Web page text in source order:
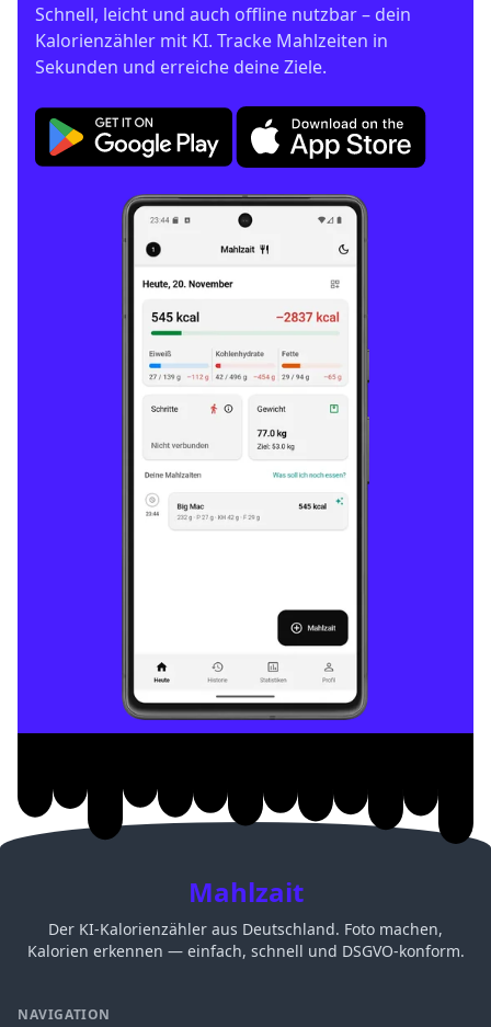
Schnell, leicht und auch offline nutzbar – dein
Kalorienzähler mit KI. Tracke Mahlzeiten in
Sekunden und erreiche deine Ziele.
Mahlzait
Der KI-Kalorienzähler aus Deutschland. Foto machen,
Kalorien erkennen — einfach, schnell und DSGVO-konform.
NAVIGATION